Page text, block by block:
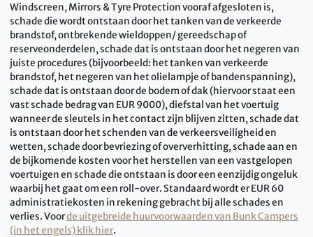
Windscreen, Mirrors & Tyre Protection vooraf afgesloten is,
schade die wordt ontstaan door het tanken van de verkeerde
brandstof, ontbrekende wieldoppen/ gereedschap of
reserveonderdelen, schade dat is ontstaan door het negeren van
juiste procedures (bijvoorbeeld: het tanken van verkeerde
brandstof, het negeren van het olielampje of bandenspanning),
schade dat is ontstaan door de bodem of dak (hiervoor staat een
vast schade bedrag van EUR 9000), diefstal van het voertuig
wanneer de sleutels in het contact zijn blijven zitten, schade dat
is ontstaan door het schenden van de verkeersveiligheid en
wetten, schade door bevriezing of oververhitting, schade aan en
de bijkomende kosten voor het herstellen van een vastgelopen
voertuigen en schade die ontstaan is door een eenzijdig ongeluk
waarbij het gaat om een roll-over. Standaard wordt er EUR 60
administratiekosten in rekening gebracht bij alle schades en
verlies. Voorde uitgebreide huurvoorwaarden van Bunk Campers
(in het engels) klik hier.